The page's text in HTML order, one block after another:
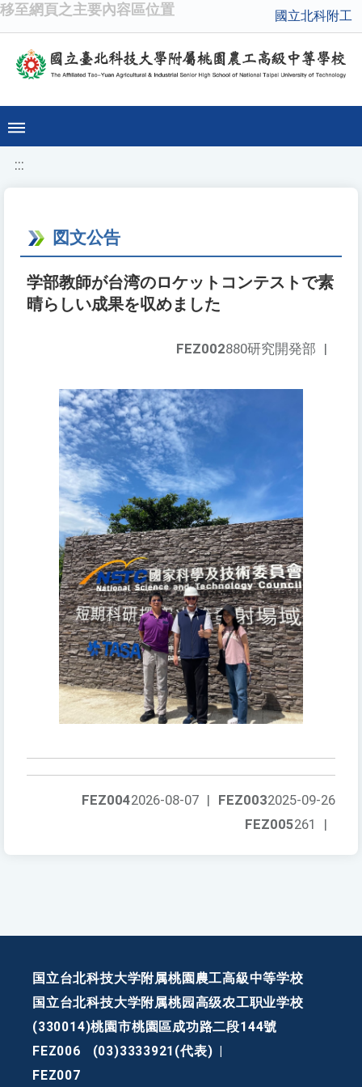
移至網頁之主要內容區位置 國立北科附工
:::
図文公告
学部教師が台湾のロケットコンテストで素
晴らしい成果を収めました
FEZ002880研究開発部 |
FEZ0032025-09-26
FEZ0042026-08-07 |
FEZ005261 |
国立台北科技大学附属桃園農工高級中等学校
国立台北科技大学附属桃园高级农工职业学校
(330014)桃園市桃園區成功路二段144號
FEZ006
(03)3333921(代表) |
FEZ007